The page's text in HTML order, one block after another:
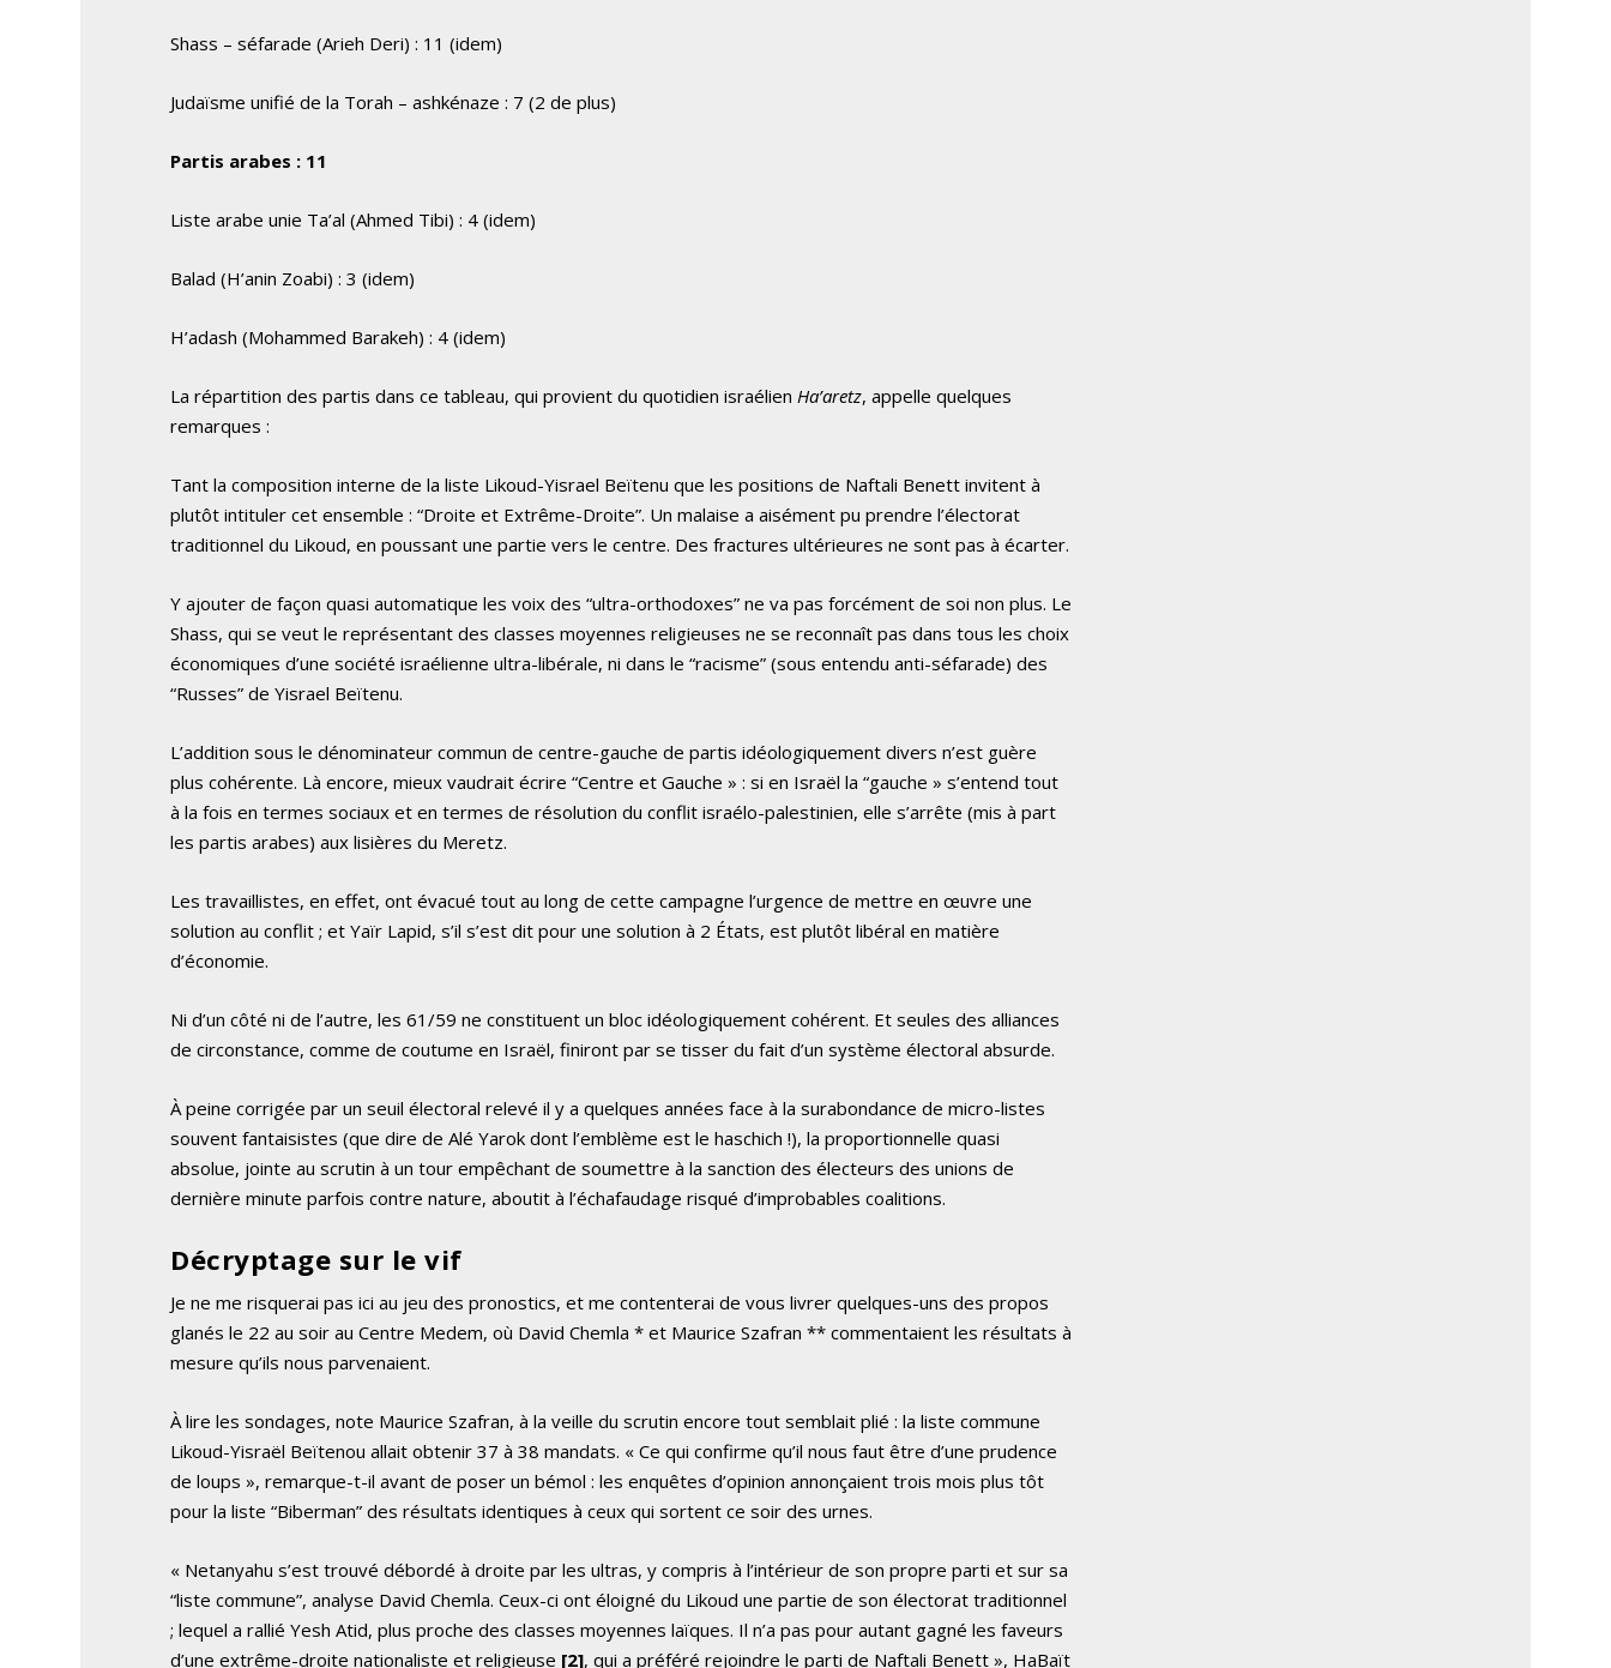
Shass – séfarade (Arieh Deri) : 11 (idem)
Judaïsme unifié de la Torah – ashkénaze : 7 (2 de plus)
Partis arabes : 11
Liste arabe unie Ta’al (Ahmed Tibi) : 4 (idem)
Balad (H’anin Zoabi) : 3 (idem)
H’adash (Mohammed Barakeh) : 4 (idem)
La répartition des partis dans ce tableau, qui provient du quotidien israélien Ha’aretz, appelle quelques
remarques :
Tant la composition interne de la liste Likoud-Yisrael Beïtenu que les positions de Naftali Benett invitent à
plutôt intituler cet ensemble : “Droite et Extrême-Droite”. Un malaise a aisément pu prendre l’électorat
traditionnel du Likoud, en poussant une partie vers le centre. Des fractures ultérieures ne sont pas à écarter.
Y ajouter de façon quasi automatique les voix des “ultra-orthodoxes” ne va pas forcément de soi non plus. Le
Shass, qui se veut le représentant des classes moyennes religieuses ne se reconnaît pas dans tous les choix
économiques d’une société israélienne ultra-libérale, ni dans le “racisme” (sous entendu anti-séfarade) des
“Russes” de Yisrael Beïtenu.
L’addition sous le dénominateur commun de centre-gauche de partis idéologiquement divers n’est guère
plus cohérente. Là encore, mieux vaudrait écrire “Centre et Gauche » : si en Israël la “gauche » s’entend tout
à la fois en termes sociaux et en termes de résolution du conflit israélo-palestinien, elle s’arrête (mis à part
les partis arabes) aux lisières du Meretz.
Les travaillistes, en effet, ont évacué tout au long de cette campagne l’urgence de mettre en œuvre une
solution au conflit ; et Yaïr Lapid, s’il s’est dit pour une solution à 2 États, est plutôt libéral en matière
d’économie.
Ni d’un côté ni de l’autre, les 61/59 ne constituent un bloc idéologiquement cohérent. Et seules des alliances
de circonstance, comme de coutume en Israël, finiront par se tisser du fait d’un système électoral absurde.
À peine corrigée par un seuil électoral relevé il y a quelques années face à la surabondance de micro-listes
souvent fantaisistes (que dire de Alé Yarok dont l’emblème est le haschich !), la proportionnelle quasi
absolue, jointe au scrutin à un tour empêchant de soumettre à la sanction des électeurs des unions de
dernière minute parfois contre nature, aboutit à l’échafaudage risqué d’improbables coalitions.
Décryptage sur le vif
Je ne me risquerai pas ici au jeu des pronostics, et me contenterai de vous livrer quelques-uns des propos
glanés le 22 au soir au Centre Medem, où David Chemla * et Maurice Szafran ** commentaient les résultats à
mesure qu’ils nous parvenaient.
À lire les sondages, note Maurice Szafran, à la veille du scrutin encore tout semblait plié : la liste commune
Likoud-Yisraël Beïtenou allait obtenir 37 à 38 mandats. « Ce qui confirme qu’il nous faut être d’une prudence
de loups », remarque-t-il avant de poser un bémol : les enquêtes d’opinion annonçaient trois mois plus tôt
pour la liste “Biberman” des résultats identiques à ceux qui sortent ce soir des urnes.
« Netanyahu s’est trouvé débordé à droite par les ultras, y compris à l’intérieur de son propre parti et sur sa
“liste commune”, analyse David Chemla. Ceux-ci ont éloigné du Likoud une partie de son électorat traditionnel
; lequel a rallié Yesh Atid, plus proche des classes moyennes laïques. Il n’a pas pour autant gagné les faveurs
d’une extrême-droite nationaliste et religieuse [2], qui a préféré rejoindre le parti de Naftali Benett », HaBaït